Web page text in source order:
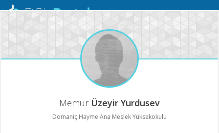
Mobil
Memur Üzeyir Yurdusev
Domaniç Hayme Ana Meslek Yüksekokulu